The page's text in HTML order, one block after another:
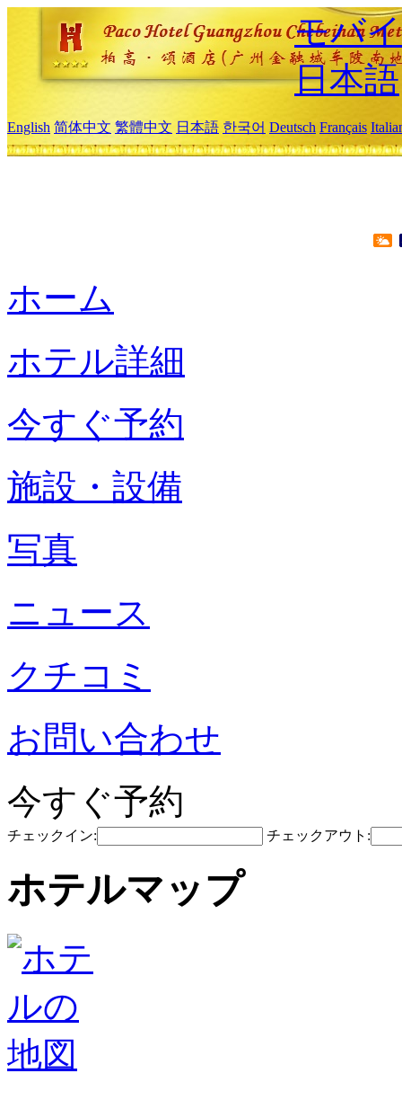
モバ
日本語
English 简体中文 繁體中文 日本語 한국어 Deutsch Français
ホーム
ホテル詳細
今すぐ予約
施設・設備
写真
ニュース
クチコミ
お問い合わせ
今すぐ予約
チェックイン: チェックアウト:
ホテルマップ